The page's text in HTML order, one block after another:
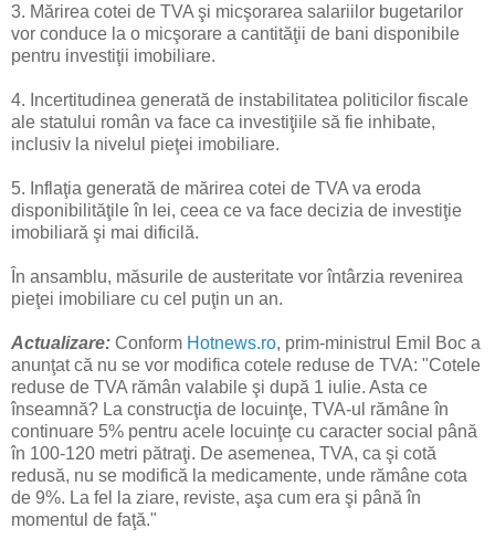
3. Mărirea cotei de TVA şi micşorarea salariilor bugetarilor
vor conduce la o micşorare a cantităţii de bani disponibile
pentru investiţii imobiliare.
4. Incertitudinea generată de instabilitatea politicilor fiscale
ale statului român va face ca investiţiile să fie inhibate,
inclusiv la nivelul pieţei imobiliare.
5. Inflaţia generată de mărirea cotei de TVA va eroda
disponibilităţile în lei, ceea ce va face decizia de investiţie
imobiliară şi mai dificilă.
În ansamblu, măsurile de austeritate vor întârzia revenirea
pieţei imobiliare cu cel puţin un an.
Actualizare: Conform Hotnews.ro, prim-ministrul Emil Boc a
anunţat că nu se vor modifica cotele reduse de TVA: "Cotele
reduse de TVA rămân valabile şi după 1 iulie. Asta ce
înseamnă? La construcţia de locuinţe, TVA-ul rămâne în
continuare 5% pentru acele locuinţe cu caracter social până
în 100-120 metri pătraţi. De asemenea, TVA, ca şi cotă
redusă, nu se modifică la medicamente, unde rămâne cota
de 9%. La fel la ziare, reviste, aşa cum era şi până în
momentul de faţă."